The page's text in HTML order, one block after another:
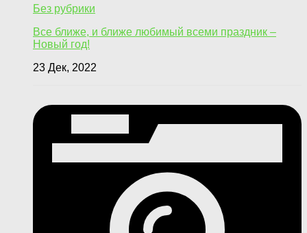
Без рубрики
Все ближе, и ближе любимый всеми праздник –
Новый год!
23 Дек, 2022